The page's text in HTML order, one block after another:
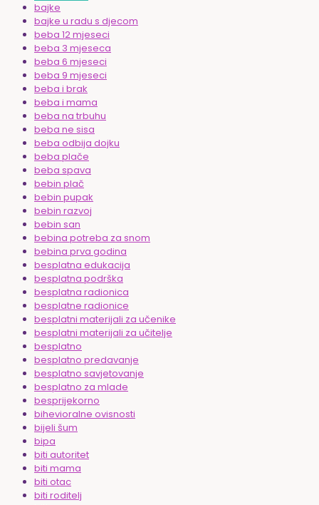
bajke
bajke u radu s djecom
beba 12 mjeseci
beba 3 mjeseca
beba 6 mjeseci
beba 9 mjeseci
beba i brak
beba i mama
beba na trbuhu
beba ne sisa
beba odbija dojku
beba plače
beba spava
bebin plač
bebin pupak
bebin razvoj
bebin san
bebina potreba za snom
bebina prva godina
besplatna edukacija
besplatna podrška
besplatna radionica
besplatne radionice
besplatni materijali za učenike
besplatni materijali za učitelje
besplatno
besplatno predavanje
besplatno savjetovanje
besplatno za mlade
besprijekorno
bihevioralne ovisnosti
bijeli šum
bipa
biti autoritet
biti mama
biti otac
biti roditelj